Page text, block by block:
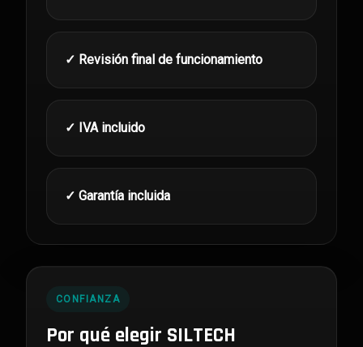
✓ Revisión final de funcionamiento
✓ IVA incluido
✓ Garantía incluida
CONFIANZA
Por qué elegir SILTECH